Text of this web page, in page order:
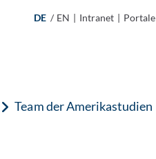
DE / EN | Intranet | Portale
Team der Amerikastudien